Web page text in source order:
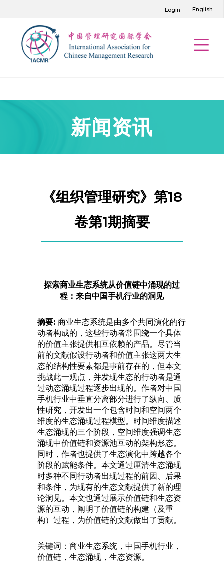
Login English
新闻资讯
《组织管理研究》第18
卷第1期摘要
探索商业生态系统从价值链中涌现的过
程：来自中国手机行业的洞见
摘要: 商业生态系统是由多个共同演化的行
动者构成的，这些行动者常围绕一个具体
的价值主张提供相互依赖的产品。尽管当
前的文献假设行动者和价值主张这两大生
态的结构性要素都是事前存在的，但本文
挑战此一观点，并发现生态的行动者是通
过动态涌现过程逐步出现的。作者对中国
手机行业中垂直分离部分进行了纵向、质
性研究，开发出一个包含时间和空间两个
维度的生态涌现过程模型。时间维度描述
生态涌现的三个阶段，空间维度强调生态
涌现中价值链和资源池互动的架构形态。
同时，作者也提供了生态演化中跨越各个
阶段的赋能条件。本文通过厘清生态涌现
时多种不同行动者出现过程的前因、后果
和条件，为现有的生态文献提供了新的理
论洞见。本文也通过展示价值链和生态资
源的互动，阐明了价值链的构建（及重
构）过程，为价值链的文献做出了贡献。
关键词：商业生态系统，中国手机行业，
价值链，生态涌现，生态资源。